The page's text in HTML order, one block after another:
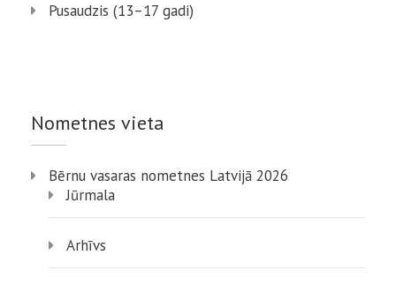
Pusaudzis (13–17 gadi)
Nometnes vieta
Bērnu vasaras nometnes Latvijā 2026
Jūrmala
Arhīvs